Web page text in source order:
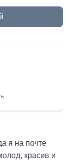
я на почте
красив и